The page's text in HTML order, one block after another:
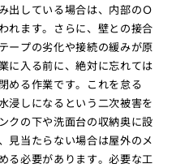
出している場合は、内部のＯ
れます。さらに、壁との接合
ープの劣化や接続の緩みが原
に入る前に、絶対に忘れては
める作業です。これを怠る
浸しになるという二次被害を
クの下や洗面台の収納奥に設
見当たらない場合は屋外のメ
る必要があります。必要な工